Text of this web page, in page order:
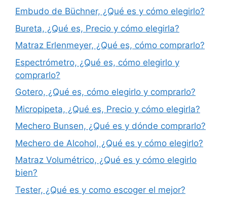
Embudo de Büchner, ¿Qué es y cómo elegirlo?
Bureta, ¿Qué es, Precio y cómo elegirla?
Matraz Erlenmeyer, ¿Qué es, cómo comprarlo?
Espectrómetro, ¿Qué es, cómo elegirlo y
comprarlo?
Gotero, ¿Qué es, cómo elegirlo y comprarlo?
Micropipeta, ¿Qué es, Precio y cómo elegirla?
Mechero Bunsen, ¿Qué es y dónde comprarlo?
Mechero de Alcohol, ¿Qué es y cómo elegirlo?
Matraz Volumétrico, ¿Qué es y cómo elegirlo
bien?
Tester, ¿Qué es y como escoger el mejor?